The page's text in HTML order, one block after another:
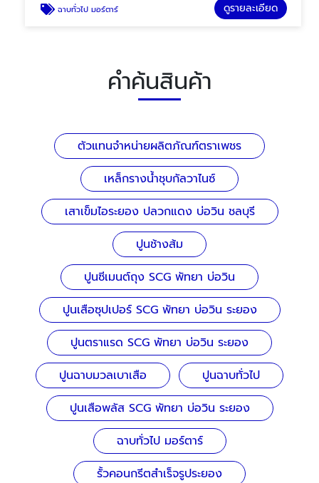
ฉาบทั่วไป มอร์ตาร์ ดูรายละเอียด
คำค้นสินค้า
ตัวแทนจำหน่ายผลิตภัณฑ์ตราเพชร
เหล็กรางน้ำชุบกัลวาไนซ์
เสาเข็มไอระยอง ปลวกแดง บ่อวิน ชลบุรี
ปูนช้างส้ม
ปูนซีเมนต์ถุง SCG พัทยา บ่อวิน
ปูนเสือซุปเปอร์ SCG พัทยา บ่อวิน ระยอง
ปูนตราแรด SCG พัทยา บ่อวิน ระยอง
ปูนฉาบมวลเบาเสือ
ปูนฉาบทั่วไป
ปูนเสือพลัส SCG พัทยา บ่อวิน ระยอง
ฉาบทั่วไป มอร์ตาร์
รั้วคอนกรีตสำเร็จรูประยอง